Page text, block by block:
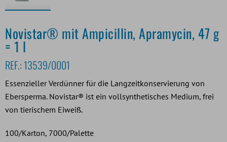
Novistar® mit Ampicillin, Apramycin, 47 g
= 1 l
REF.: 13539/0001
Essenzieller Verdünner für die Langzeitkonservierung von
Ebersperma. Novistar® ist ein vollsynthetisches Medium, frei
von tierischem Eiweiß.
100/Karton, 7000/Palette